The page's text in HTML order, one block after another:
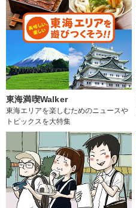
東海満喫Walker
東海エリアを楽しむためのニュースや
トピックスを大特集